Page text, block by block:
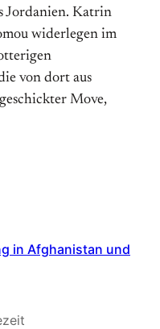
Jordanien. Katrin
widerlegen im
von dort aus
Move,
in Afghanistan und